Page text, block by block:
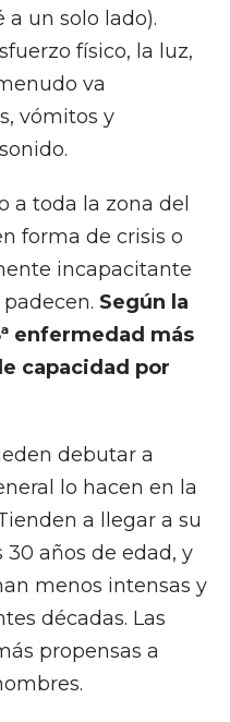
un solo lado).
físico, la luz,
va
vómitos y
a toda la zona del
forma de crisis o
incapacitante
Según la
enfermedad más
capacidad por
debutar a
lo hacen en la
a llegar a su
años de edad, y
menos intensas y
décadas. Las
propensas a